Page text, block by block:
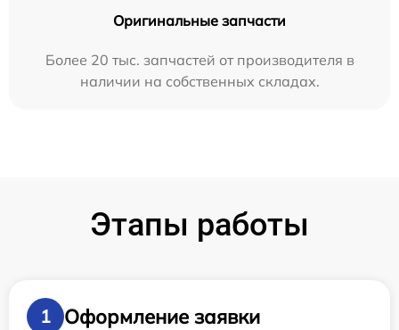
Оригинальные запчасти
Более 20 тыс. запчастей от производителя в
наличии на собственных складах.
Этапы работы
1
Оформление заявки